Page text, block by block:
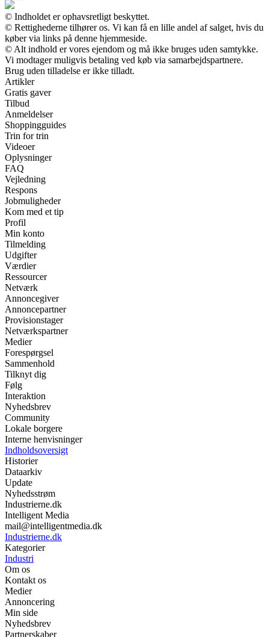
© Indholdet er ophavsretligt beskyttet.
© Rettighederne tilhører os. Vi kan få en lille andel af salget, hvis du
køber via links på denne hjemmeside.
© Alt indhold er vores ejendom og må ikke bruges uden samtykke.
Vi modtager muligvis betaling ved køb via samarbejdspartnere.
Brug uden tilladelse er ikke tilladt.
Artikler
Gratis gaver
Tilbud
Anmeldelser
Shoppingguides
Trin for trin
Videoer
Oplysninger
FAQ
Vejledning
Respons
Jobmuligheder
Kom med et tip
Profil
Min konto
Tilmelding
Udgifter
Værdier
Ressourcer
Netværk
Annoncegiver
Annoncepartner
Provisionstager
Netværkspartner
Medier
Forespørgsel
Sammenhold
Tilknyt dig
Følg
Interaktion
Nyhedsbrev
Community
Lokale borgere
Interne henvisninger
Indholdsoversigt
Historier
Dataarkiv
Update
Nyhedsstrøm
Industrierne.dk
Intelligent Media
mail@intelligentmedia.dk
Industrierne.dk
Kategorier
Industri
Om os
Kontakt os
Medier
Annoncering
Min side
Nyhedsbrev
Partnerskaber